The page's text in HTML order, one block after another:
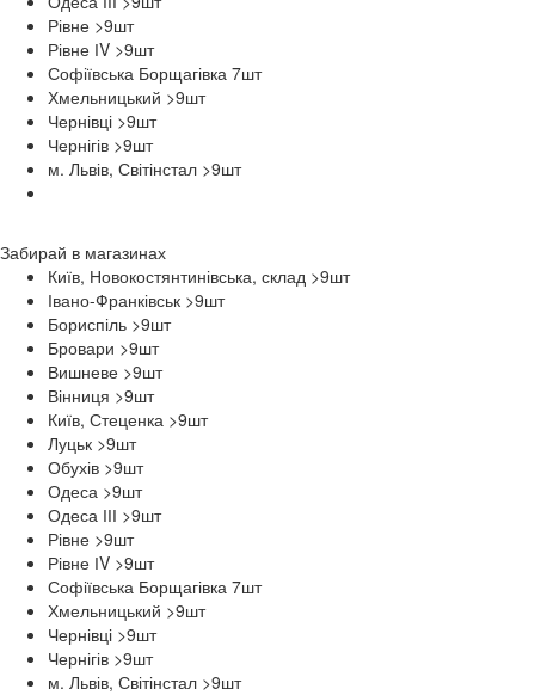
Рівне >9шт
Рівне ІV >9шт
Софіївська Борщагівка 7шт
Хмельницький >9шт
Чернівці >9шт
Чернігів >9шт
м. Львів, Світінстал >9шт
Забирай в магазинах
Київ, Новокостянтинівська, склад >9шт
Івано-Франківськ >9шт
Бориспіль >9шт
Бровари >9шт
Вишневе >9шт
Вінниця >9шт
Київ, Стеценка >9шт
Луцьк >9шт
Обухів >9шт
Одеса >9шт
Одеса ІІІ >9шт
Рівне >9шт
Рівне ІV >9шт
Софіївська Борщагівка 7шт
Хмельницький >9шт
Чернівці >9шт
Чернігів >9шт
м. Львів, Світінстал >9шт